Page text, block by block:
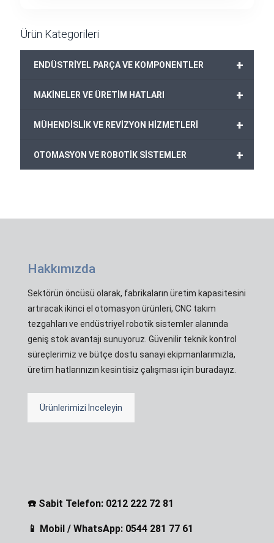
Ürün Kategorileri
+
ENDÜSTRİYEL PARÇA VE KOMPONENTLER
+
MAKİNELER VE ÜRETİM HATLARI
+
MÜHENDİSLİK VE REVİZYON HİZMETLERİ
+
OTOMASYON VE ROBOTİK SİSTEMLER
Hakkımızda
Sektörün öncüsü olarak, fabrikaların üretim kapasitesini
artıracak ikinci el otomasyon ürünleri, CNC takım
tezgahları ve endüstriyel robotik sistemler alanında
geniş stok avantajı sunuyoruz. Güvenilir teknik kontrol
süreçlerimiz ve bütçe dostu sanayi ekipmanlarımızla,
üretim hatlarınızın kesintisiz çalışması için buradayız.
Ürünlerimizi İnceleyin
☎️ Sabit Telefon: 0212 222 72 81
📱 Mobil / WhatsApp: 0544 281 77 61